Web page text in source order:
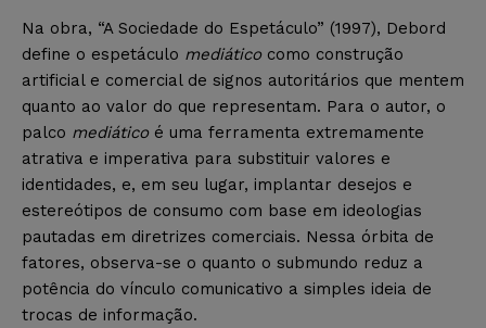
Na obra, “A Sociedade do Espetáculo” (1997), Debord
define o espetáculo mediático como construção
artificial e comercial de signos autoritários que mentem
quanto ao valor do que representam. Para o autor, o
palco mediático é uma ferramenta extremamente
atrativa e imperativa para substituir valores e
identidades, e, em seu lugar, implantar desejos e
estereótipos de consumo com base em ideologias
pautadas em diretrizes comerciais. Nessa órbita de
fatores, observa-se o quanto o submundo reduz a
potência do vínculo comunicativo a simples ideia de
trocas de informação.